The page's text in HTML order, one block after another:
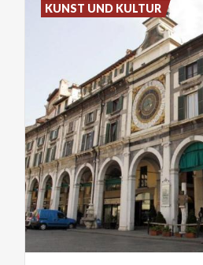
KUNST UND KULTUR